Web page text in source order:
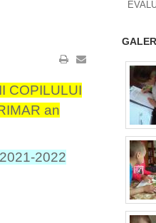
COPILULUI
an
2022